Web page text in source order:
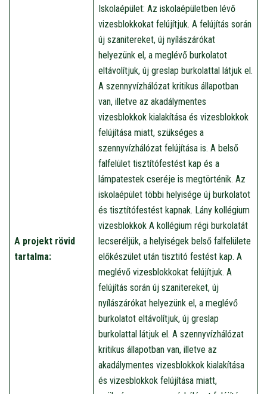
A projekt rövid
tartalma:
Iskolaépület: Az iskolaépületben lévő
vizesblokkokat felújítjuk. A felújítás során
új szanitereket, új nyílászárókat
helyezünk el, a meglévő burkolatot
eltávolítjuk, új greslap burkolattal látjuk el.
A szennyvízhálózat kritikus állapotban
van, illetve az akadálymentes
vizesblokkok kialakítása és vizesblokkok
felújítása miatt, szükséges a
szennyvízhálózat felújítása is. A belső
falfelület tisztítófestést kap és a
lámpatestek cseréje is megtörténik. Az
iskolaépület többi helyisége új burkolatot
és tisztítófestést kapnak. Lány kollégium
vizesblokkok A kollégium régi burkolatát
lecseréljük, a helyiségek belső falfelülete
előkészület után tisztitó festést kap. A
meglévő vizesblokkokat felújítjuk. A
felújítás során új szanitereket, új
nyílászárókat helyezünk el, a meglévő
burkolatot eltávolítjuk, új greslap
burkolattal látjuk el. A szennyvízhálózat
kritikus állapotban van, illetve az
akadálymentes vizesblokkok kialakítása
és vizesblokkok felújítása miatt,